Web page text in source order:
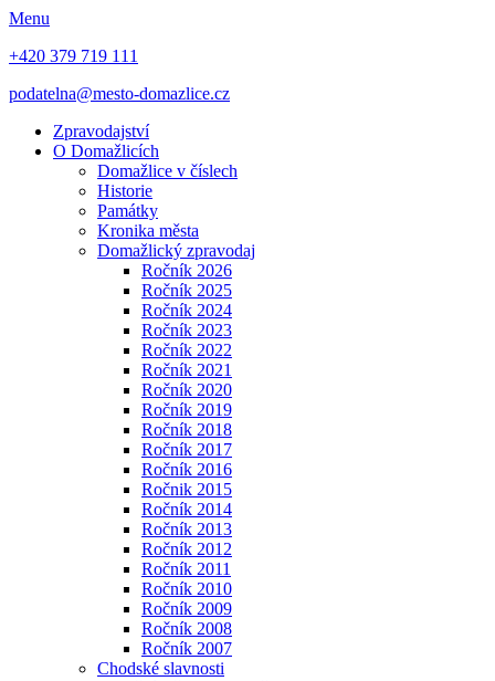
Menu
+420 379 719 111
podatelna@mesto-domazlice.cz
Zpravodajství
O Domažlicích
Domažlice v číslech
Historie
Památky
Kronika města
Domažlický zpravodaj
Ročník 2026
Ročník 2025
Ročník 2024
Ročník 2023
Ročník 2022
Ročník 2021
Ročník 2020
Ročník 2019
Ročník 2018
Ročník 2017
Ročník 2016
Ročnik 2015
Ročník 2014
Ročník 2013
Ročník 2012
Ročník 2011
Ročník 2010
Ročník 2009
Ročník 2008
Ročník 2007
Chodské slavnosti